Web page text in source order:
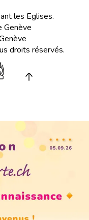
les Eglises.
Genève
droits réservés.